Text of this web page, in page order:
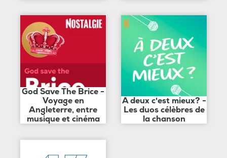
God Save The Brice -
Voyage en
Angleterre, entre
musique et cinéma
A deux c'est mieux? -
Les duos célèbres de
la chanson